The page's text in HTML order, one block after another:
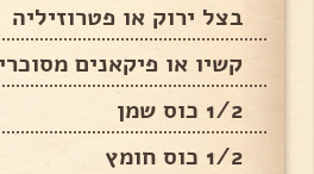
בצל ירוק או פטרוזיליה
קשיו או פיקאנים
1/2 כוס שמן
1/2 כוס חומץ